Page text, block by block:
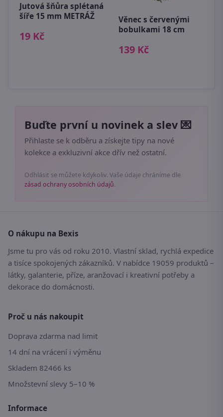
Jutová šňůra splétaná
šíře 15 mm METRÁŽ
19 Kč
Věnec s červenými
bobulkami 18 cm
139 Kč
Buďte první u novinek a slev 💌
Přihlaste se k odběru a získejte tipy na nové
kolekce a exkluzivní akce dřív než ostatní.
Odhlásit se můžete kdykoliv. Vaše údaje chráníme dle
zásad ochrany osobních údajů.
O nákupu na Bexis
Jsme tu pro vás od roku 2010. Vlastní sklad, rychlá expedice
a tisíce spokojených zákazníků. V nabídce 19059 produktů –
látky, galanterie, příze, aranžovací i kreativní potřeby a
dekorace do domácnosti.
Proč u nás nakoupit
Doprava zdarma nad limit
14 dní na vrácení i výměnu
Skladem 82466 ks
Množstevní slevy 5–10 %
Informace